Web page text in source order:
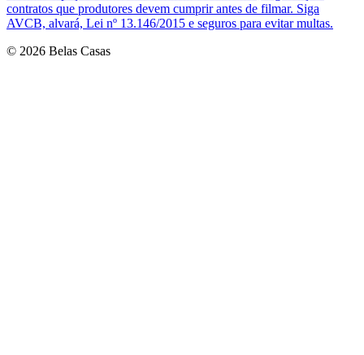
contratos que produtores devem cumprir antes de filmar. Siga
AVCB, alvará, Lei nº 13.146/2015 e seguros para evitar multas.
© 2026 Belas Casas